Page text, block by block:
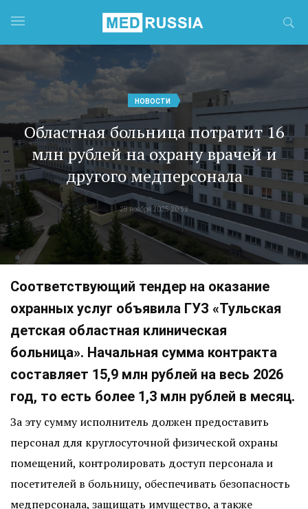
НОВОСТИ
Областная больница потратит 16
млн рублей на охрану врачей и
другого медперсонала
28 ноября 2025 20:52
Соответствующий тендер на оказание
охранных услуг объявила ГУЗ «Тульская
детская областная клиническая
больница». Начальная сумма контракта
составляет 15,9 млн рублей на весь 2026
год, то есть более 1,3 млн рублей в месяц.
За эту сумму исполнитель должен предоставить
персонал для круглосуточной физической охраны
помещений, контролировать доступ персонала и
посетителей в больницу, обеспечивать безопасность
медперсонала, защищать имущество, а также